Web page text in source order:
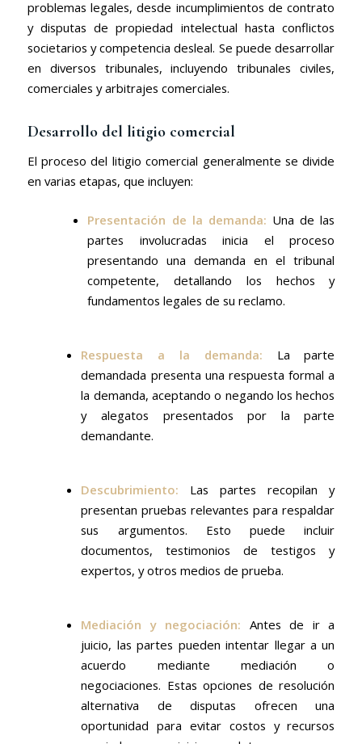
problemas legales, desde incumplimientos de contrato
y disputas de propiedad intelectual hasta conflictos
societarios y competencia desleal. Se puede desarrollar
en diversos tribunales, incluyendo tribunales civiles,
comerciales y arbitrajes comerciales.
Desarrollo del litigio comercial
El proceso del litigio comercial generalmente se divide
en varias etapas, que incluyen:
Presentación de la demanda: Una de las
partes involucradas inicia el proceso
presentando una demanda en el tribunal
competente, detallando los hechos y
fundamentos legales de su reclamo.
Respuesta a la demanda: La parte
demandada presenta una respuesta formal a
la demanda, aceptando o negando los hechos
y alegatos presentados por la parte
demandante.
Descubrimiento: Las partes recopilan y
presentan pruebas relevantes para respaldar
sus argumentos. Esto puede incluir
documentos, testimonios de testigos y
expertos, y otros medios de prueba.
Mediación y negociación: Antes de ir a
juicio, las partes pueden intentar llegar a un
acuerdo mediante mediación o
negociaciones. Estas opciones de resolución
alternativa de disputas ofrecen una
oportunidad para evitar costos y recursos